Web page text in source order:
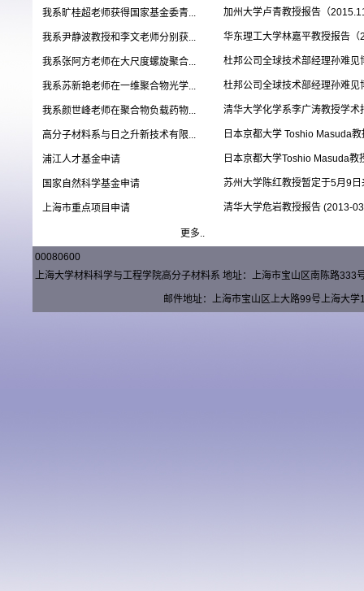
我系旷桂超老师获得国家基金委青...
我系尹静波教授和李文老师分别获...
我系张阿方老师在大尺度螺旋聚合...
我系苏新艳老师在一维聚合物光学...
我系颜世峰老师在聚合物负载药物...
高分子材料系与日之升新技术有限...
浦江人才基金申请
国家自然科学基金申请
上海市重点项目申请
更多..
加州大学卢青教授报告（
华东理工大学林嘉平教授报告（
杜邦公司全球技术部经理孙难
杜邦公司全球技术部经理孙难见
清华大学化学系李广涛教授学术
日本京都大学 Toshio Masuda
日本京都大学Toshio Masuda教
苏州大学陈红教授暂定于5月9
清华大学危岩教授报告 (2013-
00080600
上海大学材料科学与工程学院高分子材料系 地址：上海市宝山区南陈路
邮件地址：上海市宝山区上大路99号上海大